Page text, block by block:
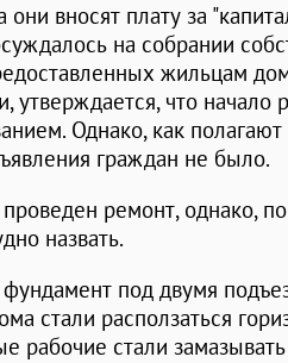
вносят плату за
на собрании
жильцам
утверждается, что начало
Однако, как полагают
граждан не было.
ремонт, однако,
назвать.
под двумя
стали расползаться
рабочие стали